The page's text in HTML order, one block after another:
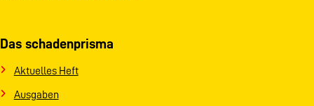
Das schadenprisma
Aktuelles Heft
Ausgaben